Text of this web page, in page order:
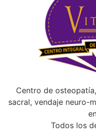
Centro de
sacral, vendaje neuro-
Todos los